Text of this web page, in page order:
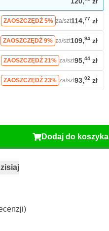
ZAOSZCZĘDŹ 5% za/szt114,77 zł
ZAOSZCZĘDŹ 9% za/szt109,94 zł
ZAOSZCZĘDŹ 21% za/szt95,44 zł
ZAOSZCZĘDŹ 23% za/szt93,02 zł
Dodaj do koszyka